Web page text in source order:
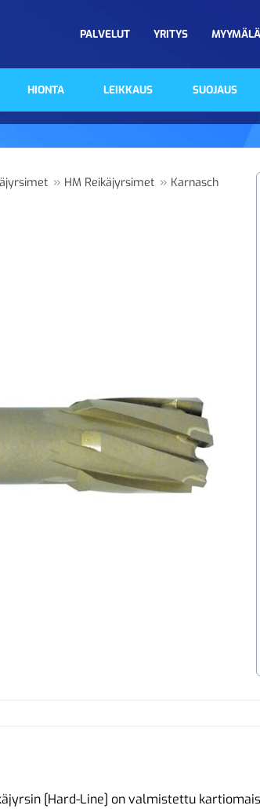
PALVELUT YRITYS MYYMÄLÄ
HIONTA LEIKKAUS SUOJAUS
» HM Reikäjyrsimet » Karnasch
[Hard-Line] on valmistettu